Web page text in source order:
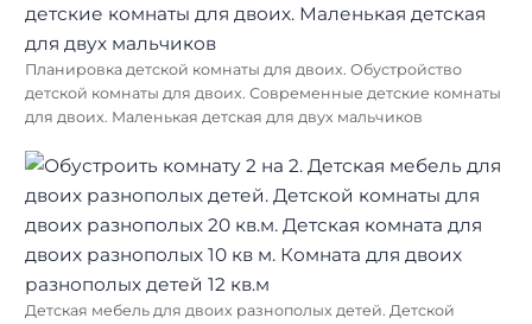
Планировка детской комнаты для двоих. Обустройство
детской комнаты для двоих. Современные детские комнаты
для двоих. Маленькая детская для двух мальчиков
Детская мебель для двоих разнополых детей. Детской